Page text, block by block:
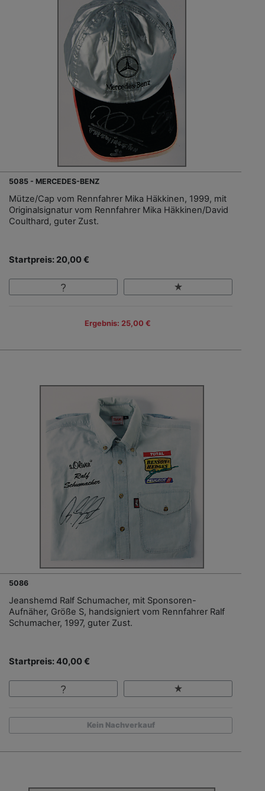
5085 - MERCEDES-BENZ
Mütze/Cap vom Rennfahrer Mika Häkkinen, 1999, mit
Originalsignatur vom Rennfahrer Mika Häkkinen/David
Coulthard, guter Zust.
Startpreis: 20,00 €
Ergebnis: 25,00 €
5086
Jeanshemd Ralf Schumacher, mit Sponsoren-
Aufnäher, Größe S, handsigniert vom Rennfahrer Ralf
Schumacher, 1997, guter Zust.
Startpreis: 40,00 €
Kein Nachverkauf